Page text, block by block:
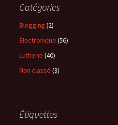
Catégories
Blogging (2)
Electronique (56)
Lutherie (40)
Non classé (3)
Étiquettes